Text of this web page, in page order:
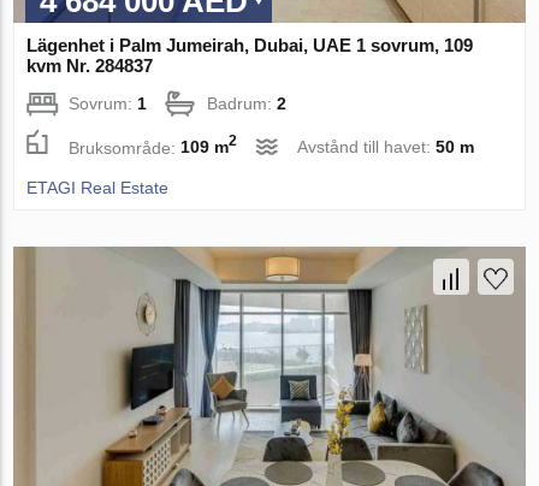
Lägenhet i Palm Jumeirah, Dubai, UAE 1 sovrum, 109
kvm Nr. 284837
Sovrum: 1 Badrum:2
Bruksområde:109 m2 Avstånd till havet:50 m
ETAGI Real Estate